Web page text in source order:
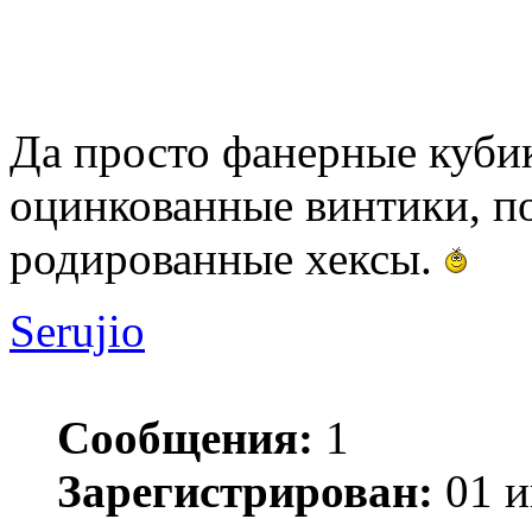
Да просто фанерные
оцинкованные винтики,
родированные хексы.
Serujio
Сообщения: 1
Зарегистрирован: 01